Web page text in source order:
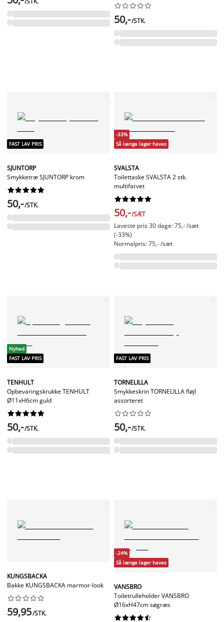






50,-/STK.
FAST LAV PRIS
SJUNTORP
Smykketræ SJUNTORP krom






50,-/STK.
-33%
Så længe lager haves
SVALSTA
Toilettaske SVALSTA 2 stk.
multifarvet






50,-/SÆT
Laveste pris 30 dage: 75,- /sæt
(-33%)
Normalpris: 75,- /sæt
Nyhed
FAST LAV PRIS
TENHULT
Opbevaringskrukke TENHULT
Ø11xH6cm guld






50,-/STK.
FAST LAV PRIS
TORNELILLA
Smykkeskrin TORNELILLA fløjl
assorteret






50,-/STK.
KUNGSBACKA
Bakke KUNGSBACKA marmor-look






59,95/STK.
-24%
Så længe lager haves
VANSBRO
Toiletrulleholder VANSBRO
Ø16xH47cm søgræs





